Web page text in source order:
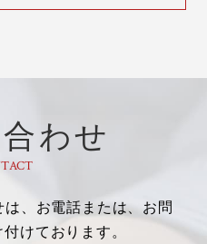
わせ
、お電話または、お問
けております。